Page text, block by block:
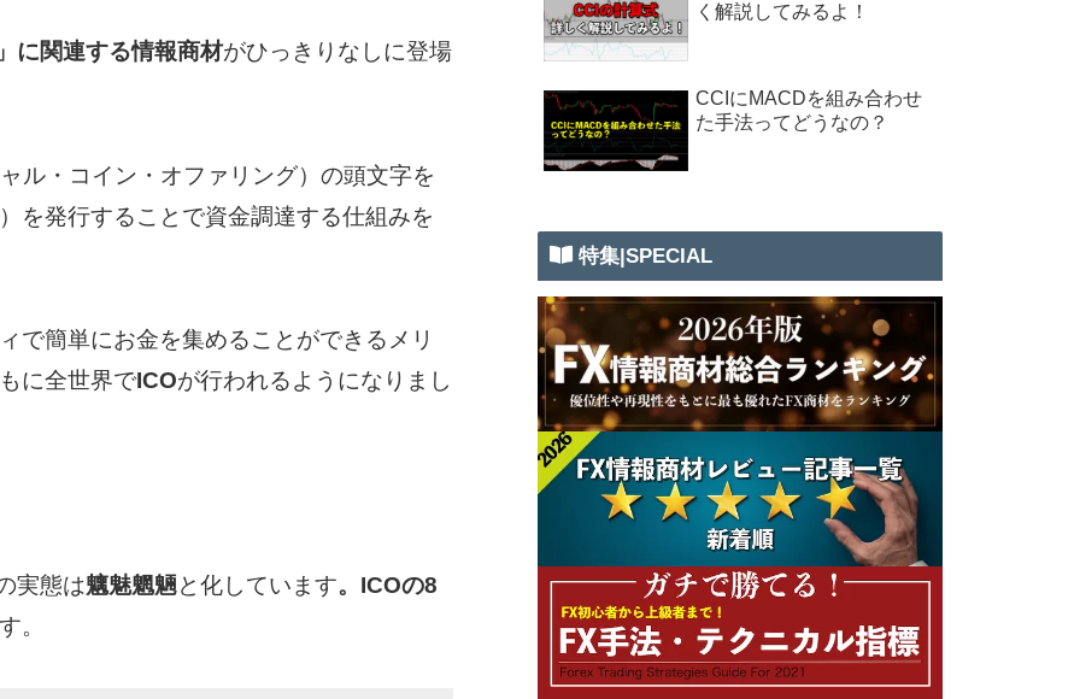
に関連する情報商材がひっきりなしに登場
ル・コイン・オファリング）の頭文字を
を発行することで資金調達する仕組みを
で簡単にお金を集めることができるメリ
に全世界でICOが行われるようになりまし
実態は魑魅魍魎と化しています。ICOの8
。
く解説してみるよ！
CCIにMACDを組み合わせ
た手法ってどうなの？
特集|SPECIAL